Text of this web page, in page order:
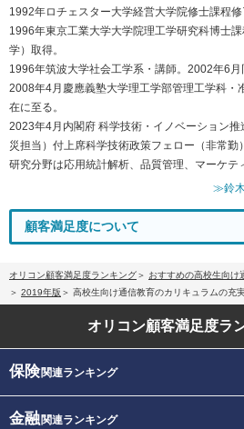
1992年ロチェスター大学経営大学院修士課程修
1996年東京工業大学大学院理工学研究科博士
学）取得。
1996年筑波大学社会工学系・講師。2002年6月
2008年4月慶應義塾大学理工学部管理工学科・
在に至る。
2023年4月内閣府 科学技術・イノベーション
災担当）付上席科学技術政策フェロー（非常勤）
研究分野は応用統計解析、品質管理、マーケテ
≫鈴木
顧客満足度について
オリコン顧客満足度ランキング
おすすめの高校生向け
2019年版
高校生向け通信教育のカリキュラムの充
オリコン顧客満足度ラ
保険関連ランキング
金融関連ランキング